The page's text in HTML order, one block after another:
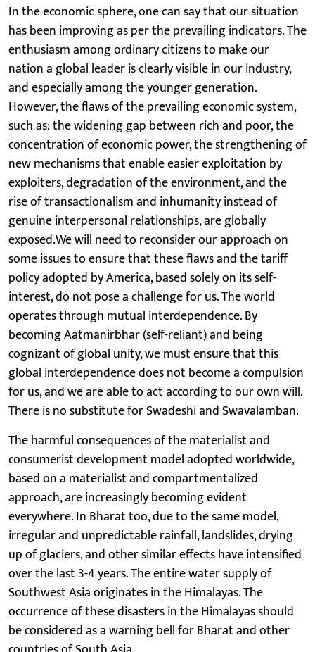
In the economic sphere, one can say that our situation
has been improving as per the prevailing indicators. The
enthusiasm among ordinary citizens to make our
nation a global leader is clearly visible in our industry,
and especially among the younger generation.
However, the flaws of the prevailing economic system,
such as: the widening gap between rich and poor, the
concentration of economic power, the strengthening of
new mechanisms that enable easier exploitation by
exploiters, degradation of the environment, and the
rise of transactionalism and inhumanity instead of
genuine interpersonal relationships, are globally
exposed.We will need to reconsider our approach on
some issues to ensure that these flaws and the tariff
policy adopted by America, based solely on its self-
interest, do not pose a challenge for us. The world
operates through mutual interdependence. By
becoming Aatmanirbhar (self-reliant) and being
cognizant of global unity, we must ensure that this
global interdependence does not become a compulsion
for us, and we are able to act according to our own will.
There is no substitute for Swadeshi and Swavalamban.
The harmful consequences of the materialist and
consumerist development model adopted worldwide,
based on a materialist and compartmentalized
approach, are increasingly becoming evident
everywhere. In Bharat too, due to the same model,
irregular and unpredictable rainfall, landslides, drying
up of glaciers, and other similar effects have intensified
over the last 3-4 years. The entire water supply of
Southwest Asia originates in the Himalayas. The
occurrence of these disasters in the Himalayas should
be considered as a warning bell for Bharat and other